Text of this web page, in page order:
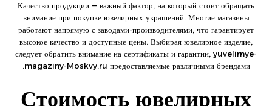
Качество продукции — важный фактор, на который стоит обращать
внимание при покупке ювелирных украшений. Многие магазины
работают напрямую с заводами-производителями, что гарантирует
высокое качество и доступные цены. Выбирая ювелирное изделие,
следует обратить внимание на сертификаты и гарантии, yuvelirnye-
magaziny-Moskvy.ru предоставляемые различными брендами.
Стоимость ювелирных